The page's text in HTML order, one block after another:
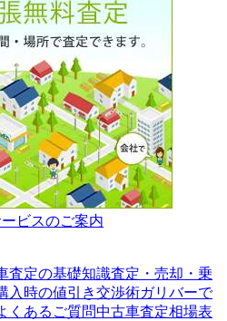
ビスのご案内
査定の基礎知識査定・売却・乗
入時の値引き交渉術ガリバーで
くあるご質問中古車査定相場表